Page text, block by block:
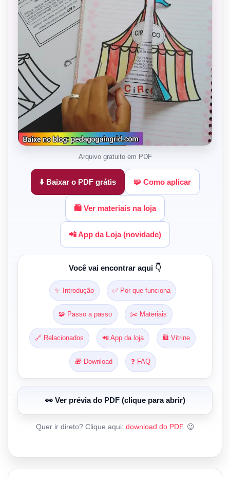
Arquivo gratuito em PDF
⬇️ Baixar o PDF grátis 🧩 Como aplicar
🛍️ Ver materiais na loja
📲 App da Loja (novidade)
Você vai encontrar aqui 👇
✨ Introdução ✅ Por que funciona
🧩 Passo a passo ✂️ Materiais
🔗 Relacionados 📲 App da loja 🛍️ Vitrine
🎁 Download ❓ FAQ
👀 Ver prévia do PDF (clique para abrir)
Quer ir direto? Clique aqui: download do PDF. 😉